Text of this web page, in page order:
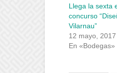
ventana
nueva)
Llega la sexta
concurso
Vilarnau”
12 mayo, 2017
En «Bodegas»